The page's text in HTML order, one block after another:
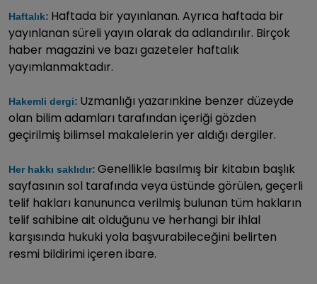
Haftalık: Haftada bir yayınlanan. Ayrıca haftada bir
yayınlanan süreli yayın olarak da adlandırılır. Birçok
haber magazini ve bazı gazeteler haftalık
yayımlanmaktadır.
Hakemli dergi: Uzmanlığı yazarınkine benzer düzeyde
olan bilim adamları tarafından içeriği gözden
geçirilmiş bilimsel makalelerin yer aldığı dergiler.
Her hakkı saklıdır: Genellikle basılmış bir kitabın başlık
sayfasının sol tarafında veya üstünde görülen, geçerli
telif hakları kanununca verilmiş bulunan tüm hakların
telif sahibine ait olduğunu ve herhangi bir ihlal
karşısında hukuki yola başvurabileceğini belirten
resmi bildirimi içeren ibare.